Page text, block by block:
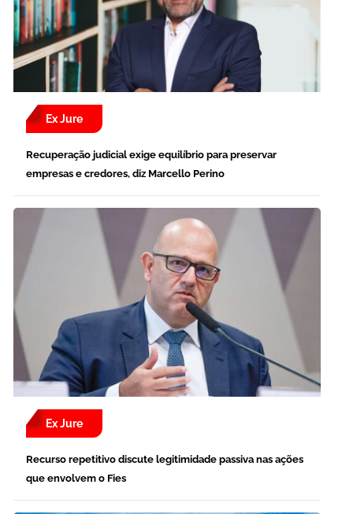
Ex Jure
Recuperação judicial exige equilíbrio para preservar
empresas e credores, diz Marcello Perino
Ex Jure
Recurso repetitivo discute legitimidade passiva nas ações
que envolvem o Fies